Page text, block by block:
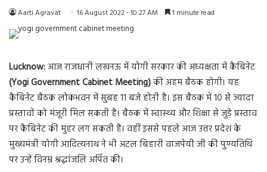
Aarti Agravat 16 August 2022 - 10:27 AM 1 minute read
Lucknow:आज राजधानी लखनऊ में योगी सरकार की अध्यक्षता में कैबिनेट
(Yogi Government Cabinet Meeting)की अहम बैठक होगी। यह
कैबिनेट बैठक लोकभवन में सुबह 11 बजे होनी है। इस बैठक में 10 से ज्यादा
प्रस्तावों को मंजूरी मिल सकती है। बैठक में स्वास्थ्य और शिक्षा से जुड़े प्रस्ताव
पर कैबिनेट की मुहर लग सकती है। वहीं इससे पहले आज उत्तर प्रदेश के
मुख्यमंत्री योगी आदित्यनाथ ने भी अटल बिहारी वाजपेयी जी की पुण्यतिथि
पर उन्हें विनम्र श्रद्धांजलि अर्पित की।